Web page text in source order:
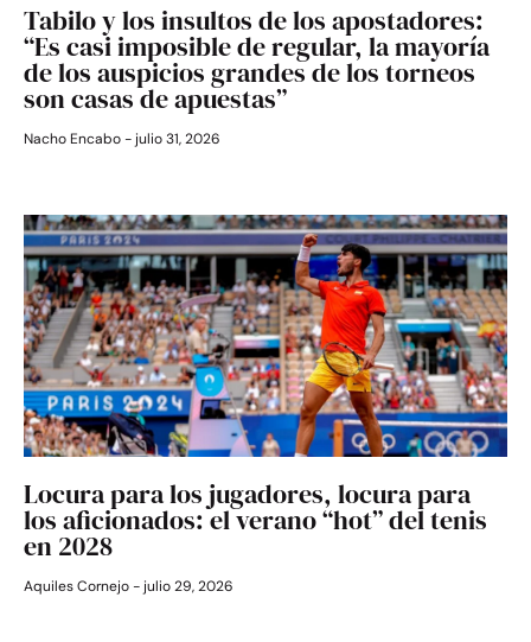
Tabilo y los insultos de los apostadores:
“Es casi imposible de regular, la mayoría
de los auspicios grandes de los torneos
son casas de apuestas”
Nacho Encabo julio 31, 2026
Locura para los jugadores, locura para
los aficionados: el verano “hot” del tenis
en 2028
Aquiles Cornejo julio 29, 2026